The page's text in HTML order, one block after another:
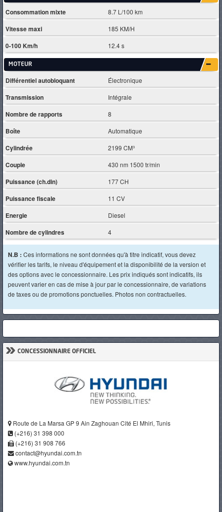
Consommation mixte 8.7 L/100 km
Vitesse maxi 185 KM/H
0-100 Km/h 12.4 s
MOTEUR
Différentiel autobloquant Électronique
Transmission Intégrale
Nombre de rapports 8
Boîte Automatique
Cylindrée 2199 CM³
Couple 430 nm 1500 tr/min
Puissance (ch.din) 177 CH
Puissance fiscale 11 CV
Energie Diesel
Nombre de cylindres 4
N.B : Ces informations ne sont données qu'à titre indicatif, vous devez
vérifier les tarifs, le niveau d'équipement et la disponibilité de la version et
des options avec le concessionnaire. Les prix indiqués sont indicatifs, ils
peuvent varier en cas de mise à jour par le concessionnaire, de variations
de taxes ou de promotions ponctuelles. Photos non contractuelles.
» CONCESSIONNAIRE OFFICIEL
Route de La Marsa GP 9 Ain Zaghouan Cité El Mhiri, Tunis
(+216) 31 398 000
(+216) 31 908 766
contact@hyundai.com.tn
www.hyundai.com.tn